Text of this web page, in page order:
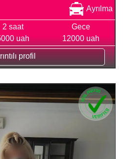
Ayrılma
2 saat
uah
Gece
12000 uah
profil